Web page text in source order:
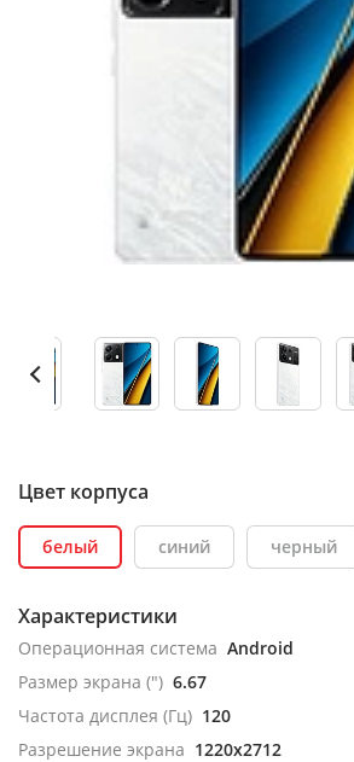
Цвет корпуса
белый синий черный
Характеристики
Операционная система Android
Размер экрана (") 6.67
Частота дисплея (Гц) 120
Разрешение экрана 1220x2712